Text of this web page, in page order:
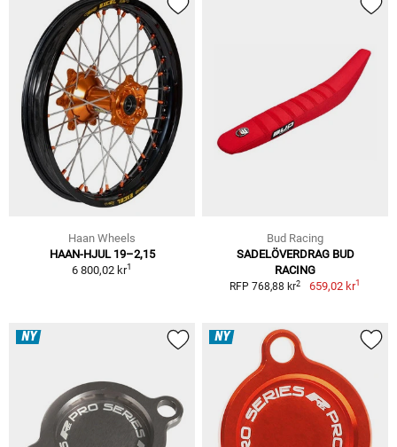
Haan Wheels
HAAN-HJUL 19–2,15
6 800,02 kr1
Bud Racing
SADELÖVERDRAG BUD
RACING
RFP 768,88 kr2 659,02 kr1
NY NY